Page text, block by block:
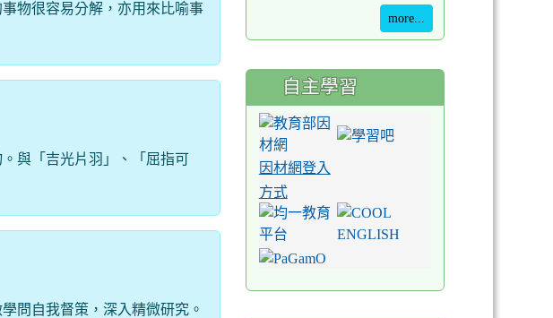
物很容易分解，亦用來比喻事
與「吉光片羽」、「屈指可
問自我督策，深入精微研究。
more...
自主學習
因材網登入
方式